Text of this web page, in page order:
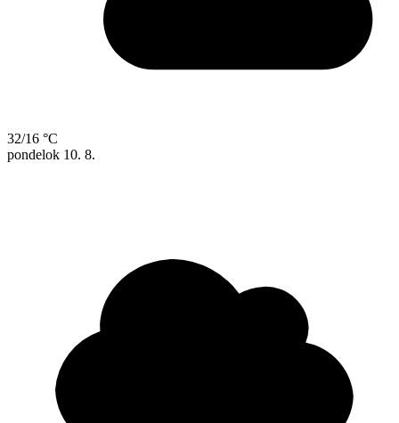
32/16 °C
pondelok 10. 8.